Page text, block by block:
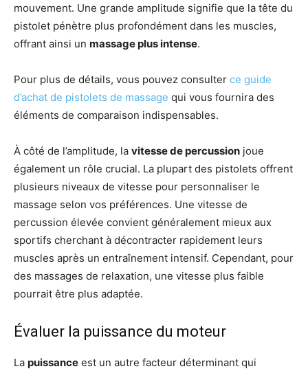
mouvement. Une grande amplitude signifie que la tête du
pistolet pénètre plus profondément dans les muscles,
offrant ainsi un massage plus intense.
Pour plus de détails, vous pouvez consulter ce guide
d’achat de pistolets de massage qui vous fournira des
éléments de comparaison indispensables.
À côté de l’amplitude, la vitesse de percussion joue
également un rôle crucial. La plupart des pistolets offrent
plusieurs niveaux de vitesse pour personnaliser le
massage selon vos préférences. Une vitesse de
percussion élevée convient généralement mieux aux
sportifs cherchant à décontracter rapidement leurs
muscles après un entraînement intensif. Cependant, pour
des massages de relaxation, une vitesse plus faible
pourrait être plus adaptée.
Évaluer la puissance du moteur
La puissance est un autre facteur déterminant qui